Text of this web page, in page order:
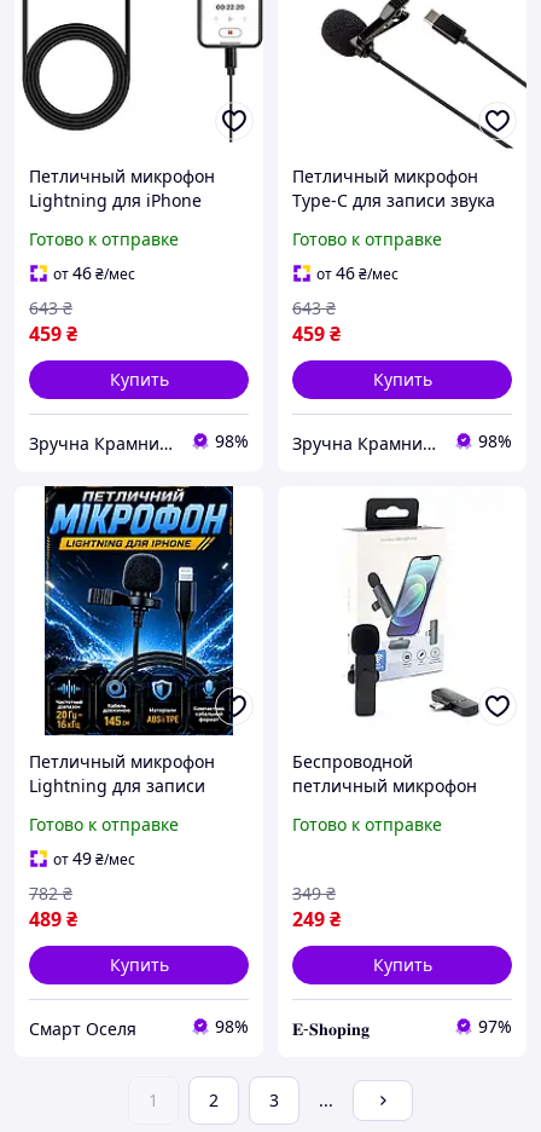
Петличный микрофон
Lightning для iPhone
подкастов 1.45 м черный
MK-0112
Готово к отправке
от46₴/мес
459₴
643 ₴
Купить
Зручна Крамниця 98%
Петличный микрофон
Type-C для записи звука
планшетах черный MK-
0113
Готово к отправке
от46₴/мес
459₴
643 ₴
Купить
Зручна Крамниця 98%
Петличный микрофон
Lightning для записи
черный 0000000537
Готово к отправке
от49₴/мес
489₴
782 ₴
Купить
Смарт Оселя 98%
Беспроводной
петличный микрофон
блогов и стрима
Готово к отправке
249₴
349 ₴
Купить
𝐄-𝐒𝐡𝐨𝐩𝐢𝐧𝐠 97%
1 2 3 ...